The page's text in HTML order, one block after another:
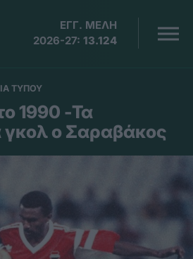
ΕΓΓ. ΜΕΛΗ
2026-27: 13.124
ΤΥΠΟΥ
1990 -Τα
γκολ ο Σαραβάκος